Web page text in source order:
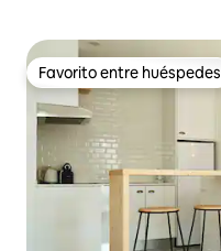
Favorito entre huéspedes
Favorito entre huéspedes